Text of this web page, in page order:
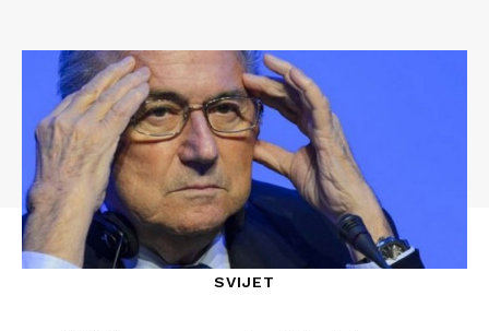
SVIJET